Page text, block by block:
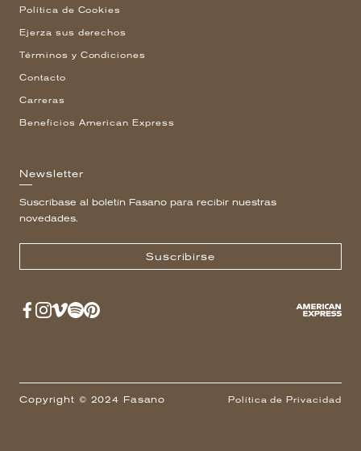
Política de Cookies
Ejerza sus derechos
Términos y Condiciones
Contacto
Carreras
Beneficios American Express
Newsletter
Suscríbase al boletín Fasano para recibir nuestras
novedades.
Suscribirse
Copyright © 2024 Fasano Política de Privacidad